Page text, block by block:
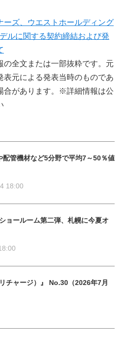
ーズ、ウエストホールディング
ルに関する契約締結および発
全文または一部抜粋です。元
表元による発表当時のものであ
合があります。※詳細情報は公
管機材など5分野で平均7～50％値
18:00
ョールーム第二弾、札幌に今夏オ
チャージ）』 No.30（2026年7月